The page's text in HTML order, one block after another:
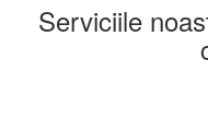
Serviciile